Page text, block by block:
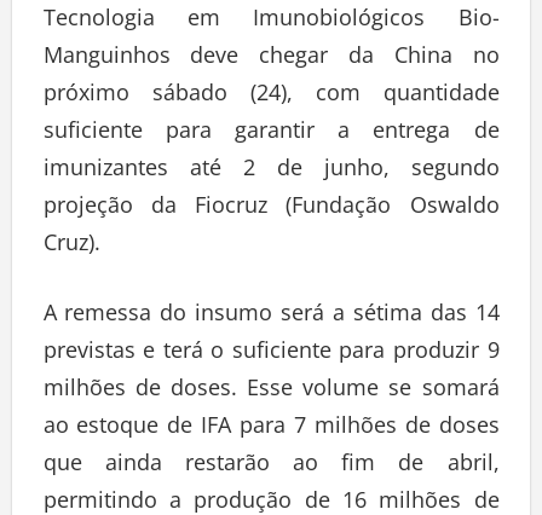
Tecnologia em Imunobiológicos Bio-
Manguinhos deve chegar da China no
próximo sábado (24), com quantidade
suficiente para garantir a entrega de
imunizantes até 2 de junho, segundo
projeção da Fiocruz (Fundação Oswaldo
Cruz).
A remessa do insumo será a sétima das 14
previstas e terá o suficiente para produzir 9
milhões de doses. Esse volume se somará
ao estoque de IFA para 7 milhões de doses
que ainda restarão ao fim de abril,
permitindo a produção de 16 milhões de